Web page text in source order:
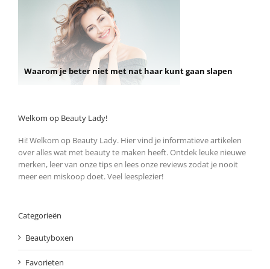
Waarom je beter niet met nat haar kunt gaan slapen
Welkom op Beauty Lady!
Hi! Welkom op Beauty Lady. Hier vind je informatieve artikelen
over alles wat met beauty te maken heeft. Ontdek leuke nieuwe
merken, leer van onze tips en lees onze reviews zodat je nooit
meer een miskoop doet. Veel leesplezier!
Categorieën
Beautyboxen
Favorieten